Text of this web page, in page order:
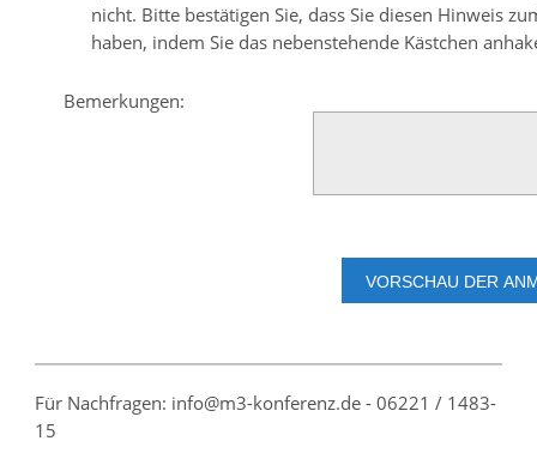
nicht. Bitte bestätigen Sie, dass Sie diesen Hinweis
haben, indem Sie das nebenstehende Kästchen
Bemerkungen:
Für Nachfragen: info@m3-konferenz.de - 06221 / 1483-
15